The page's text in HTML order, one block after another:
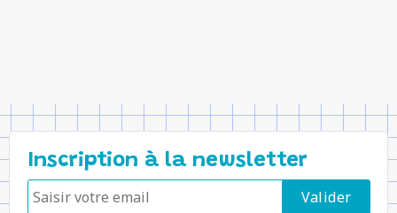
Inscription à la newsletter